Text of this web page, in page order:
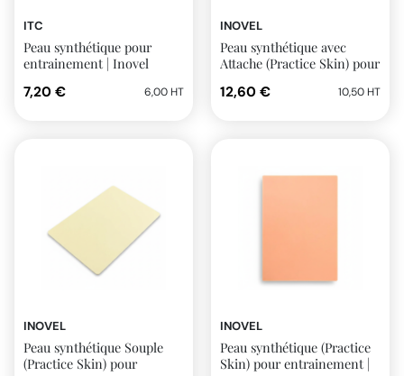
ITC
Peau synthétique pour
entrainement | Inovel
7,20 €
6,00 HT
INOVEL
Peau synthétique avec
Attache (Practice Skin) pour
12,60 € 10,50 HT
INOVEL
Peau synthétique Souple
(Practice Skin) pour
INOVEL
Peau synthétique (Practice
Skin) pour entrainement |